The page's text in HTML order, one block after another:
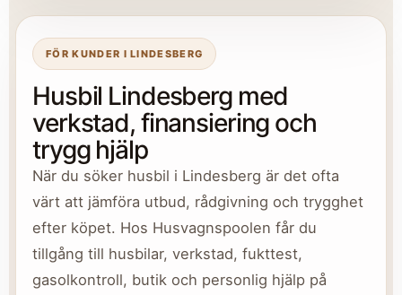
FÖR KUNDER I LINDESBERG
Husbil Lindesberg med
verkstad, finansiering och
trygg hjälp
När du söker husbil i Lindesberg är det ofta
värt att jämföra utbud, rådgivning och trygghet
efter köpet. Hos Husvagnspoolen får du
tillgång till husbilar, verkstad, fukttest,
gasolkontroll, butik och personlig hjälp på